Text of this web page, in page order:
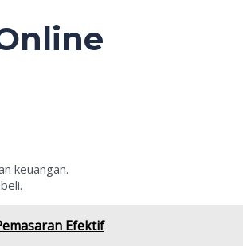
keuangan.
Efektif